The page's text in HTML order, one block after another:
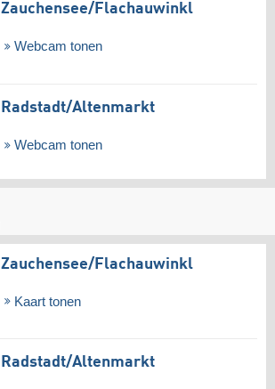
Zauchensee/​Flachauwinkl
Webcam tonen
Radstadt/​Altenmarkt
Webcam tonen
Zauchensee/​Flachauwinkl
Kaart tonen
Radstadt/​Altenmarkt